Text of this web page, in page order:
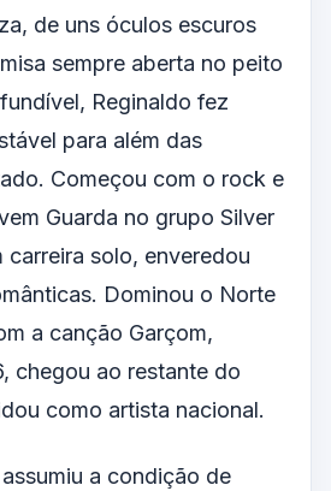
de uns óculos escuros
sempre aberta no peito
Reginaldo fez
para além das
Começou com o rock e
Guarda no grupo Silver
carreira solo, enveredou
Dominou o Norte
a canção Garçom,
chegou ao restante do
como artista nacional.
a condição de